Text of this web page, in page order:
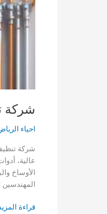
شركة
احياء
شركة
عالية،
الأوساخ
شركة
قراءة